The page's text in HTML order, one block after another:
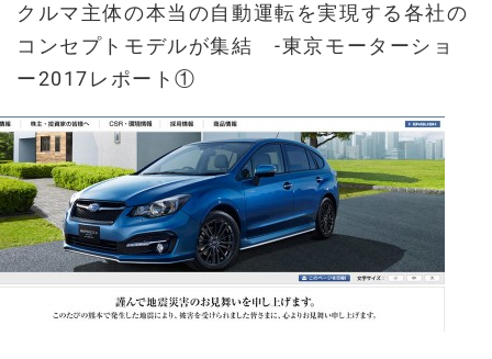
クルマ主体の本当の自動運転を実現する各社の
コンセプトモデルが集結 -東京モーターショ
ー2017レポート①